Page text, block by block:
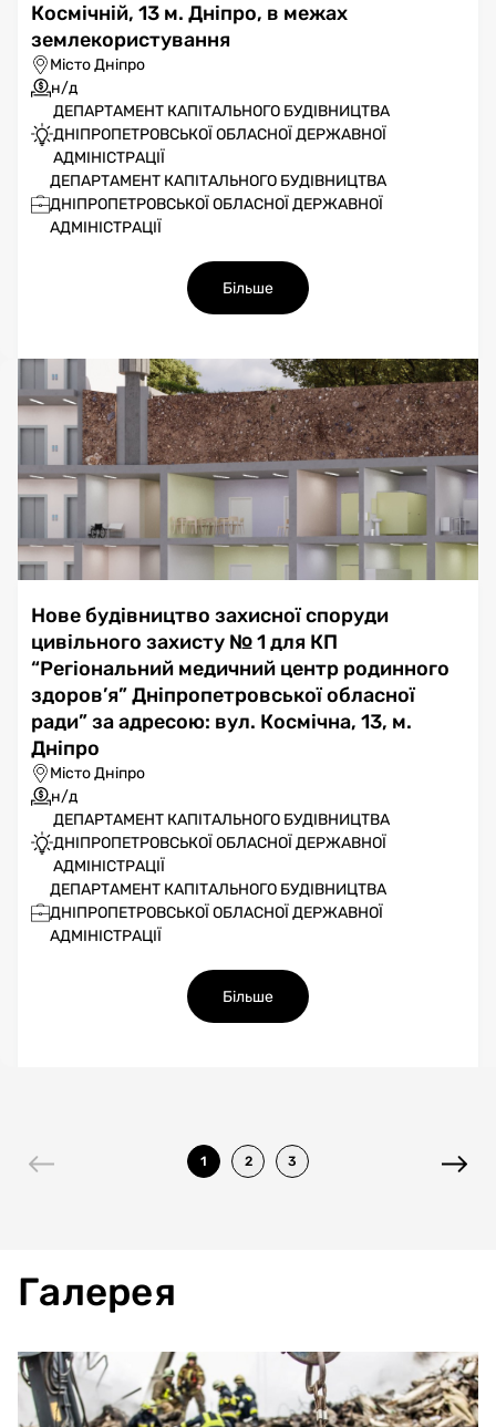
Космічній, 13 м. Дніпро, в межах
землекористування
Місто Дніпро
н/д
ДЕПАРТАМЕНТ КАПІТАЛЬНОГО БУДІВНИЦТВА
ДНІПРОПЕТРОВСЬКОЇ ОБЛАСНОЇ ДЕРЖАВНОЇ
АДМІНІСТРАЦІЇ
ДЕПАРТАМЕНТ КАПІТАЛЬНОГО БУДІВНИЦТВА
ДНІПРОПЕТРОВСЬКОЇ ОБЛАСНОЇ ДЕРЖАВНОЇ
АДМІНІСТРАЦІЇ
Більше
Нове будівництво захисної споруди
цивільного захисту № 1 для КП
“Регіональний медичний центр родинного
здоров’я” Дніпропетровської обласної
ради” за адресою: вул. Космічна, 13, м.
Дніпро
Місто Дніпро
н/д
ДЕПАРТАМЕНТ КАПІТАЛЬНОГО БУДІВНИЦТВА
ДНІПРОПЕТРОВСЬКОЇ ОБЛАСНОЇ ДЕРЖАВНОЇ
АДМІНІСТРАЦІЇ
ДЕПАРТАМЕНТ КАПІТАЛЬНОГО БУДІВНИЦТВА
ДНІПРОПЕТРОВСЬКОЇ ОБЛАСНОЇ ДЕРЖАВНОЇ
АДМІНІСТРАЦІЇ
Більше
1 2 3
Галерея